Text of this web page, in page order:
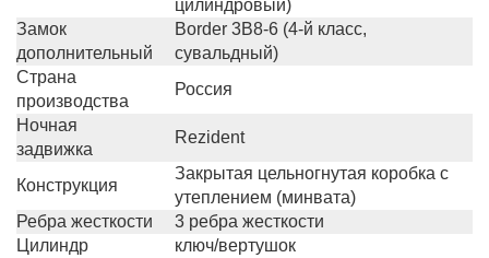
цилиндровый)
Замок
дополнительный
Border 3B8-6 (4-й класс,
сувальдный)
Страна
производства
Россия
Ночная
задвижка
Rezident
Конструкция
Закрытая цельногнутая коробка с
утеплением (минвата)
Ребра жесткости
3 ребра жесткости
Цилиндр
ключ/вертушок